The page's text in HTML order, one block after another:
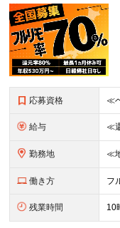
応募資格
給与
勤務地
働き方 フ
残業時間 10